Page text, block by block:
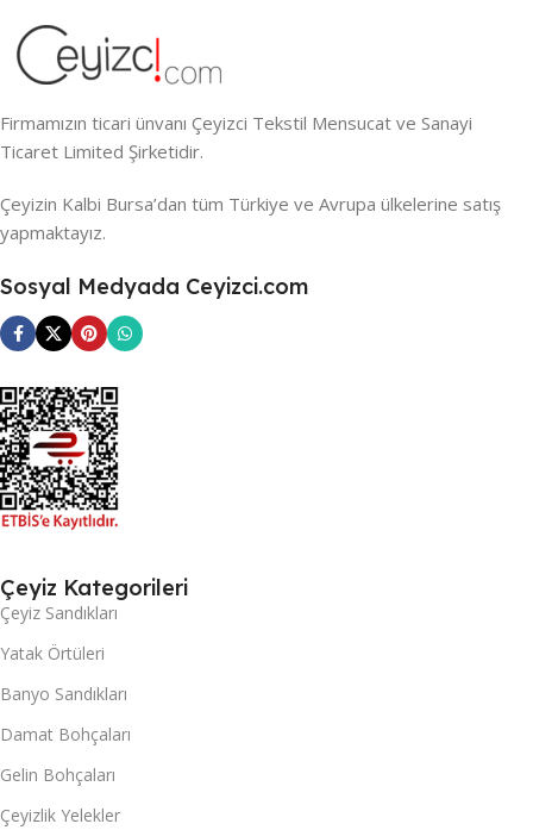
Firmamızın ticari ünvanı Çeyizci Tekstil Mensucat ve Sanayi
Ticaret Limited Şirketidir.
Çeyizin Kalbi Bursa’dan tüm Türkiye ve Avrupa ülkelerine satış
yapmaktayız.
Sosyal Medyada Ceyizci.com
Çeyiz Kategorileri
Çeyiz Sandıkları
Yatak Örtüleri
Banyo Sandıkları
Damat Bohçaları
Gelin Bohçaları
Çeyizlik Yelekler